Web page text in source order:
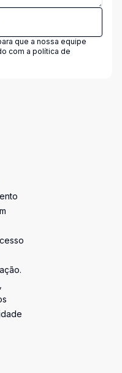
que a nossa equipe
com a política de